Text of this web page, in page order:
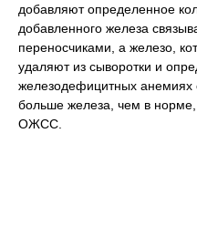
добавляют определенное
добавленного железа
переносчиками, а железо,
удаляют из сыворотки и
железодефицитных анемиях
больше железа, чем в
ОЖСС.